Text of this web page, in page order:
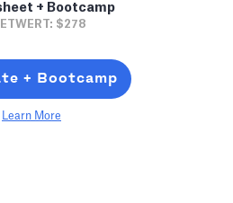
+ Bootcamp
$278
+ Bootcamp
Learn More